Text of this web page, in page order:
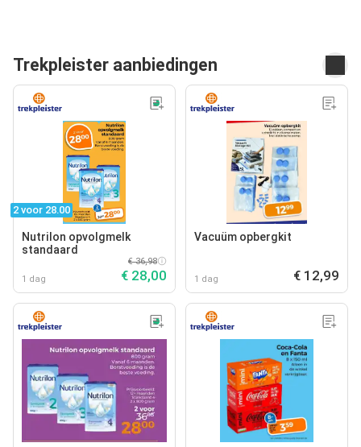
Trekpleister aanbiedingen
2 voor 28.00
Nutrilon opvolgmelk
standaard
1 dag
€ 36,98
€ 28,00
Vacuüm opbergkit
1 dag € 12,99